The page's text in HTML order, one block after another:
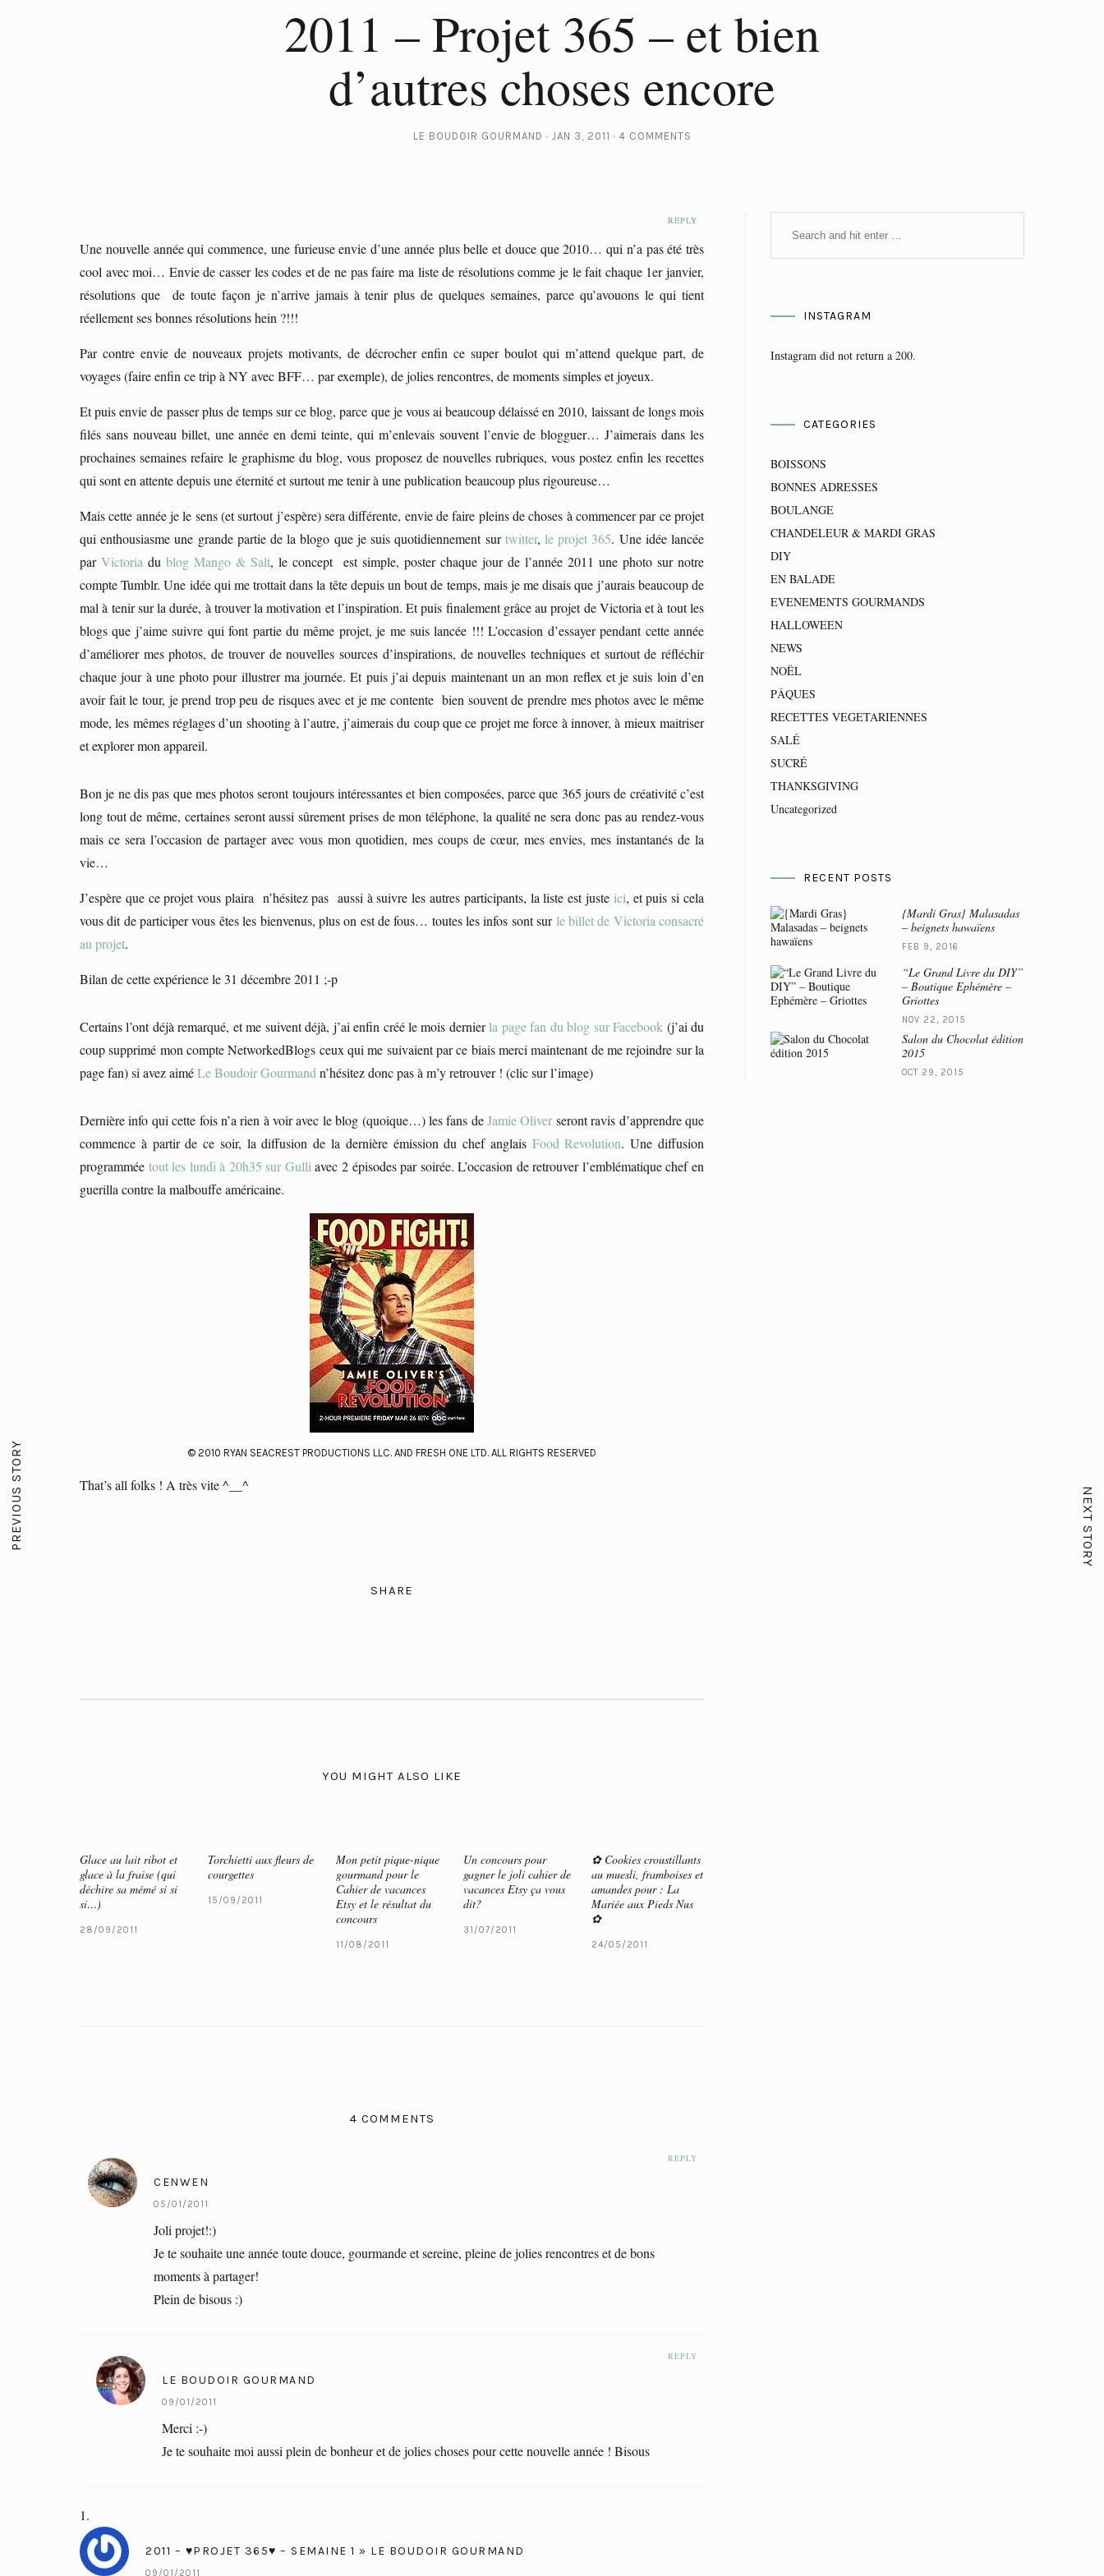
PREVIOUS STORY NEXT STORY
2011 – Projet 365 – et bien
d’autres choses encore
LE BOUDOIR GOURMAND JAN 3, 2011 4 COMMENTS
Une nouvelle année qui commence, une furieuse envie d’une année plus belle et douce que 2010… qui n’a pas été très
cool avec moi… Envie de casser les codes et de ne pas faire ma liste de résolutions comme je le fait chaque 1er janvier,
résolutions que de toute façon je n’arrive jamais à tenir plus de quelques semaines, parce qu’avouons le qui tient
réellement ses bonnes résolutions hein ?!!!
Par contre envie de nouveaux projets motivants, de décrocher enfin ce super boulot qui m’attend quelque part, de
voyages (faire enfin ce trip à NY avec BFF… par exemple), de jolies rencontres, de moments simples et joyeux.
Et puis envie de passer plus de temps sur ce blog, parce que je vous ai beaucoup délaissé en 2010, laissant de longs mois
filés sans nouveau billet, une année en demi teinte, qui m’enlevais souvent l’envie de blogguer… J’aimerais dans les
prochaines semaines refaire le graphisme du blog, vous proposez de nouvelles rubriques, vous postez enfin les recettes
qui sont en attente depuis une éternité et surtout me tenir à une publication beaucoup plus rigoureuse…
Mais cette année je le sens (et surtout j’espère) sera différente, envie de faire pleins de choses à commencer par ce projet
qui enthousiasme une grande partie de la blogo que je suis quotidiennement surtwitter, le projet 365. Une idée lancée
par Victoria du blog Mango & Salt, le concept est simple, poster chaque jour de l’année 2011 une photo sur notre
compte Tumblr. Une idée qui me trottait dans la tête depuis un bout de temps, mais je me disais que j’aurais beaucoup de
mal à tenir sur la durée, à trouver la motivation et l’inspiration. Et puis finalement grâce au projet de Victoria et à tout les
blogs que j’aime suivre qui font partie du même projet, je me suis lancée !!! L’occasion d’essayer pendant cette année
d’améliorer mes photos, de trouver de nouvelles sources d’inspirations, de nouvelles techniques et surtout de réfléchir
chaque jour à une photo pour illustrer ma journée. Et puis j’ai depuis maintenant un an mon reflex et je suis loin d’en
avoir fait le tour, je prend trop peu de risques avec et je me contente bien souvent de prendre mes photos avec le même
mode, les mêmes réglages d’un shooting à l’autre, j’aimerais du coup que ce projet me force à innover, à mieux maitriser
et explorer mon appareil.
Bon je ne dis pas que mes photos seront toujours intéressantes et bien composées, parce que 365 jours de créativité c’est
long tout de même, certaines seront aussi sûrement prises de mon téléphone, la qualité ne sera donc pas au rendez-vous
mais ce sera l’occasion de partager avec vous mon quotidien, mes coups de cœur, mes envies, mes instantanés de la
vie…
J’espère que ce projet vous plaira n’hésitez pas aussi à suivre les autres participants, la liste est juste ici, et puis si cela
vous dit de participer vous êtes les bienvenus, plus on est de fous… toutes les infos sont surle billet de Victoria consacré
au projet.
Bilan de cette expérience le 31 décembre 2011 ;-p
Certains l’ont déjà remarqué, et me suivent déjà, j’ai enfin créé le mois dernierla page fan du blog sur Facebook (j’ai du
coup supprimé mon compte NetworkedBlogs ceux qui me suivaient par ce biais merci maintenant de me rejoindre sur la
page fan) si avez aiméLe Boudoir Gourmand n’hésitez donc pas à m’y retrouver ! (clic sur l’image)
Dernière info qui cette fois n’a rien à voir avec le blog (quoique…) les fans deJamie Oliverseront ravis d’apprendre que
commence à partir de ce soir, la diffusion de la dernière émission du chef anglais Food Revolution. Une diffusion
programmée tout les lundi à 20h35 sur Gulli avec 2 épisodes par soirée. L’occasion de retrouver l’emblématique chef en
guerilla contre la malbouffe américaine.
© 2010 RYAN SEACREST PRODUCTIONS LLC. AND FRESH ONE LTD. ALL RIGHTS RESERVED
That’s all folks ! A très vite ^__^
SHARE
YOU MIGHT ALSO LIKE
Glace au lait ribot et
glace à la fraise (qui
déchire sa mémé si si
si…)
28/09/2011
Torchietti aux fleurs de
courgettes
15/09/2011
Mon petit pique-nique
gourmand pour le
Cahier de vacances
Etsy et le résultat du
concours
11/08/2011
Un concours pour
gagner le joli cahier de
vacances Etsy ça vous
dit?
31/07/2011
✿ Cookies croustillants
au muesli, framboises et
amandes pour : La
Mariée aux Pieds Nus
✿
24/05/2011
4 COMMENTS
REPLY
CENWEN
05/01/2011
Joli projet!:)
Je te souhaite une année toute douce, gourmande et sereine, pleine de jolies rencontres et de bons
moments à partager!
Plein de bisous :)
REPLY
LE BOUDOIR GOURMAND
09/01/2011
Merci :-)
Je te souhaite moi aussi plein de bonheur et de jolies choses pour cette nouvelle année ! Bisous
REPLY
2011 – ♥PROJET 365♥ – SEMAINE 1 » LE BOUDOIR GOURMAND
09/01/2011
REPLY
INSTAGRAM
Instagram did not return a 200.
CATEGORIES
BOISSONS
BONNES ADRESSES
BOULANGE
CHANDELEUR & MARDI GRAS
DIY
EN BALADE
EVENEMENTS GOURMANDS
HALLOWEEN
NEWS
NOËL
PÂQUES
RECETTES VEGETARIENNES
SALÉ
SUCRÉ
THANKSGIVING
Uncategorized
RECENT POSTS
{Mardi Gras} Malasadas
– beignets hawaïens
FEB 9, 2016
“Le Grand Livre du DIY”
– Boutique Ephémère –
Griottes
NOV 22, 2015
Salon du Chocolat édition
2015
OCT 29, 2015